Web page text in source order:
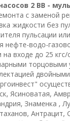
2 ВВ -
с заменой
жидкости без
пульсации
нефте-водо-
входе до 25 кгс/
Ясиноватая,
Знаменка ,